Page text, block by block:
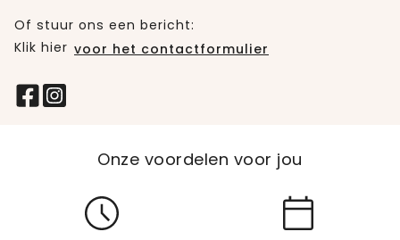
Of stuur ons een bericht:
Klik hier voor het contactformulier
Onze voordelen voor jou